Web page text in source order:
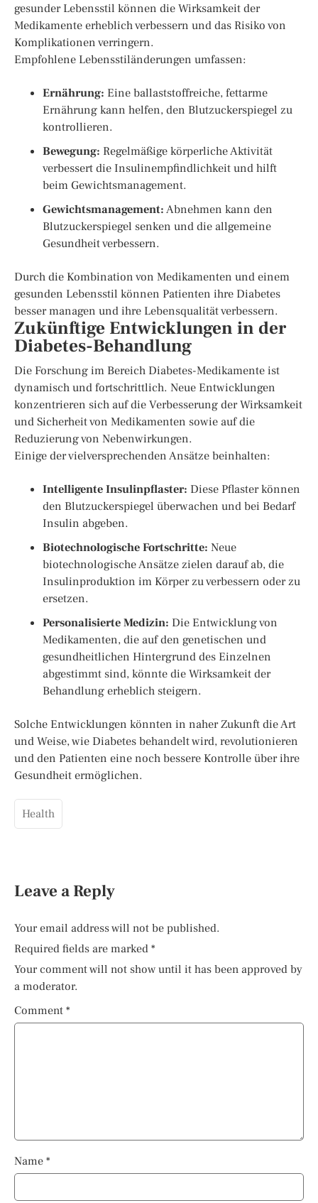
gesunder Lebensstil können die Wirksamkeit der
Medikamente erheblich verbessern und das Risiko von
Komplikationen verringern.
Empfohlene Lebensstiländerungen umfassen:
Ernährung: Eine ballaststoffreiche, fettarme
Ernährung kann helfen, den Blutzuckerspiegel zu
kontrollieren.
Bewegung: Regelmäßige körperliche Aktivität
verbessert die Insulinempfindlichkeit und hilft
beim Gewichtsmanagement.
Gewichtsmanagement:Abnehmen kann den
Blutzuckerspiegel senken und die allgemeine
Gesundheit verbessern.
Durch die Kombination von Medikamenten und einem
gesunden Lebensstil können Patienten ihre Diabetes
besser managen und ihre Lebensqualität verbessern.
Zukünftige Entwicklungen in der
Diabetes-Behandlung
Die Forschung im Bereich Diabetes-Medikamente ist
dynamisch und fortschrittlich. Neue Entwicklungen
konzentrieren sich auf die Verbesserung der Wirksamkeit
und Sicherheit von Medikamenten sowie auf die
Reduzierung von Nebenwirkungen.
Einige der vielversprechenden Ansätze beinhalten:
Intelligente Insulinpflaster: Diese Pflaster können
den Blutzuckerspiegel überwachen und bei Bedarf
Insulin abgeben.
Biotechnologische Fortschritte: Neue
biotechnologische Ansätze zielen darauf ab, die
Insulinproduktion im Körper zu verbessern oder zu
ersetzen.
Personalisierte Medizin: Die Entwicklung von
Medikamenten, die auf den genetischen und
gesundheitlichen Hintergrund des Einzelnen
abgestimmt sind, könnte die Wirksamkeit der
Behandlung erheblich steigern.
Solche Entwicklungen könnten in naher Zukunft die Art
und Weise, wie Diabetes behandelt wird, revolutionieren
und den Patienten eine noch bessere Kontrolle über ihre
Gesundheit ermöglichen.
Health
Leave a Reply
Your email address will not be published.
Required fields are marked *
Your comment will not show until it has been approved by
a moderator.
Comment *
Name *